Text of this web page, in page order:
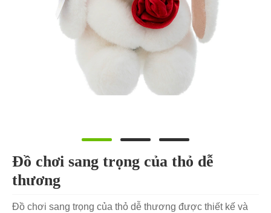
Đồ chơi sang trọng của thỏ dễ
thương
Đồ chơi sang trọng của thỏ dễ thương được thiết kế và